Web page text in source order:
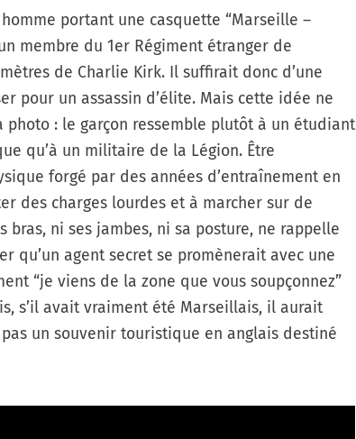
portant une casquette “Marseille –
membre du 1er Régiment étranger de
de Charlie Kirk. Il suffirait donc d’une
pour un assassin d’élite. Mais cette idée ne
: le garçon ressemble plutôt à un étudiant
qu’à un militaire de la Légion. Être
forgé par des années d’entraînement en
des charges lourdes et à marcher sur de
bras, ni ses jambes, ni sa posture, ne rappelle
qu’un agent secret se promènerait avec une
“je viens de la zone que vous soupçonnez”
s’il avait vraiment été Marseillais, il aurait
un souvenir touristique en anglais destiné